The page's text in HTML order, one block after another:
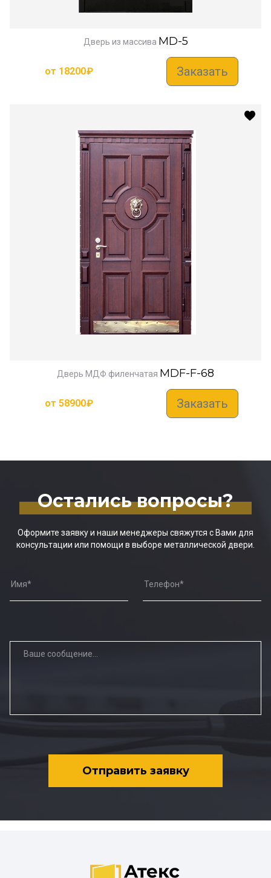
Дверь из массива MD-5
от 18200₽ Заказать
Дверь МДФ филенчатая MDF-F-68
от 58900₽ Заказать
Остались вопросы?
Оформите заявку и наши менеджеры свяжутся с Вами для
консультации или помощи в выборе металлической двери.
Отправить заявку